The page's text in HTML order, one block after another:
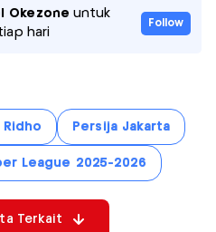
Okezone untuk
hari
Follow
Ridho Persija Jakarta
League 2025-2026
Terkait